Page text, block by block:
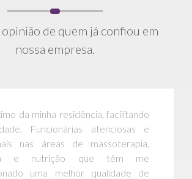
de quem já confiou em
nossa empresa.
da minha residência, facilitando
Funcionárias atenciosas e
nas áreas de massoterapia,
e nutrição que têm me
uma melhor qualidade de